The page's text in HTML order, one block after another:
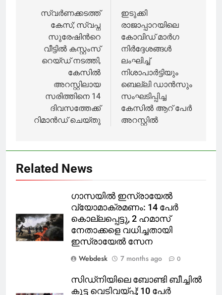
പോസ്റ്റര്‍
പുറത്തിറങ്ങി
navigation
സ്വർണക്കടത്ത്
കേസ്; സ്വപ്ന
സുരേഷിൻറെ
വീട്ടിൽ കസ്റ്റംസ്
റെയ്ഡ് നടത്തി,
കേസിൽ
അറസ്റ്റിലായ
സരിത്തിനെ 14
ദിവസത്തേക്ക്
റിമാൻഡ് ചെയ്തു
ഇടുക്കി
രാജാപ്പാറയിലെ
കോവിഡ് മാർഗ
നിർദ്ദേശങ്ങൾ
ലംഘിച്ച്
നിശാപാർട്ടിയും
ബെല്ലി ഡാൻസും
സംഘടിപ്പിച്ച
കേസിൽ ആറ് പേർ
അറസ്റ്റിൽ
Related News
ഗാസയിൽ ഇസ്രായേൽ
വ്യോമാക്രമണം: 14 പേർ
കൊല്ലപ്പെട്ടു, 2 ഹമാസ്
നേതാക്കളെ വധിച്ചതായി
ഇസ്രായേൽ സേന
Webdesk
7 months ago 0
സിഡ്‌നിയിലെ ബോണ്ടി ബീച്ചിൽ
കൂട്ട വെടിവയ്പ്പ്; 10 പേർ